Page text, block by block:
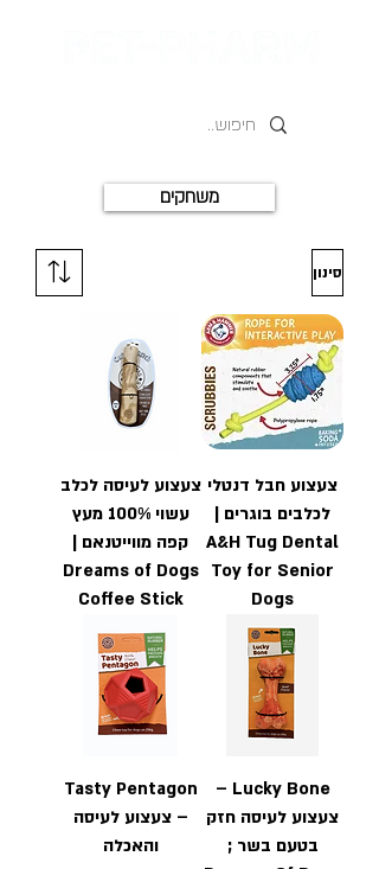
משחקים
סינון
צעצוע חבל דנטלי
לכלבים בוגרים |
A&H Tug Dental
Toy for Senior
Dogs
צעצוע לעיסה לכלב
עשוי 100% מעץ
קפה מווייטנאם |
Dreams of Dogs
Coffee Stick
Lucky Bone –
צעצוע לעיסה חזק
בטעם בשר ;
Tasty Pentagon
– צעצוע לעיסה
והאכלה